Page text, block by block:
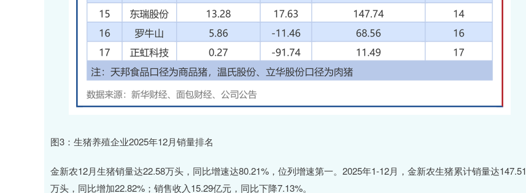
图3：生猪养殖企业2025年12月销量排名
金新农12月生猪销量达22.58万头，同比增速达80.21%，位列增速第一。2025年1-12月，金新农生猪累计销量达147.51
万头，同比增加22.82%；销售收入15.29亿元，同比下降7.13%。